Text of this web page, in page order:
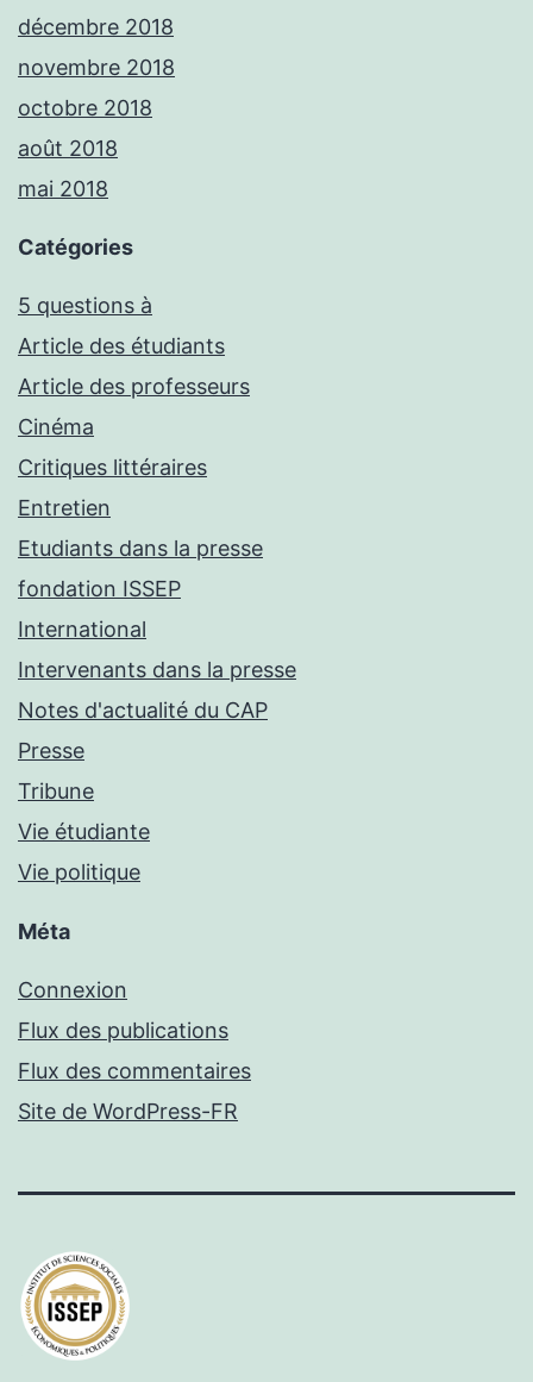
décembre 2018
novembre 2018
octobre 2018
août 2018
mai 2018
Catégories
5 questions à
Article des étudiants
Article des professeurs
Cinéma
Critiques littéraires
Entretien
Etudiants dans la presse
fondation ISSEP
International
Intervenants dans la presse
Notes d'actualité du CAP
Presse
Tribune
Vie étudiante
Vie politique
Méta
Connexion
Flux des publications
Flux des commentaires
Site de WordPress-FR